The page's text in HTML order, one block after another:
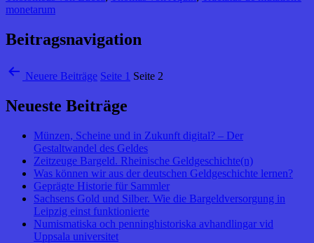
monetarum
Beitragsnavigation
Neuere Beiträge Seite 1 Seite 2
Neueste Beiträge
Münzen, Scheine und in Zukunft digital? – Der
Gestaltwandel des Geldes
Zeitzeuge Bargeld. Rheinische Geldgeschichte(n)
Was können wir aus der deutschen Geldgeschichte lernen?
Geprägte Historie für Sammler
Sachsens Gold und Silber. Wie die Bargeldversorgung in
Leipzig einst funktionierte
Numismatiska och penninghistoriska avhandlingar vid
Uppsala universitet